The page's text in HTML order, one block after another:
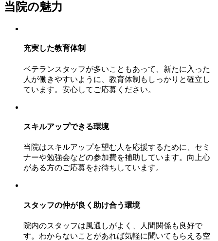
当院の魅力
充実した教育体制
ベテランスタッフが多いこともあって、新たに入った
人が働きやすいように、教育体制もしっかりと確立し
ています。安心してご応募ください。
スキルアップできる環境
当院はスキルアップを望む人を応援するために、セミ
ナーや勉強会などの参加費を補助しています。向上心
がある方のご応募をお待ちしています。
スタッフの仲が良く助け合う環境
院内のスタッフは風通しがよく、人間関係も良好で
す。わからないことがあれば気軽に聞いてもらえる空